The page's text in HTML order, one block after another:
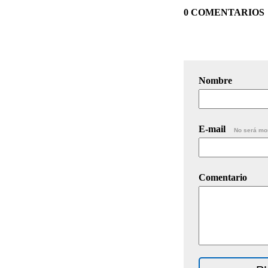
0 COMENTARIOS
Nombre
E-mail No será
Comentario